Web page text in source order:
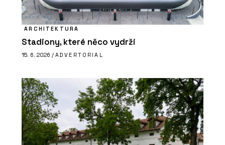
ARCHITEKTURA
Stadiony, které něco vydrží
15. 6. 2026 / ADVERTORIAL